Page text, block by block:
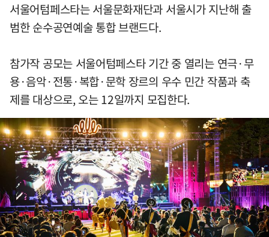
서울어텀페스타는 서울문화재단과 서울시가 지난해 출
범한 순수공연예술 통합 브랜드다.
참가작 공모는 서울어텀페스타 기간 중 열리는 연극·무
용·음악·전통·복합·문학 장르의 우수 민간 작품과 축
제를 대상으로, 오는 12일까지 모집한다.